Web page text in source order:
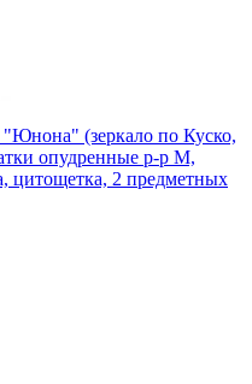
(зеркало по Куско,
опудренные р-р М,
цитощетка, 2 предметных